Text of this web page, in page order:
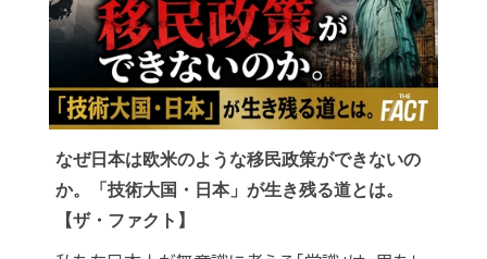
なぜ日本は欧米のような移民政策ができないの
か。「技術大国・日本」が生き残る道とは。
【ザ・ファクト】